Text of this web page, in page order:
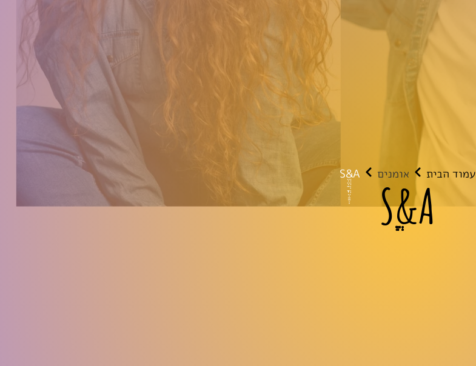
עמוד הבית אומנים Sְֱֱֲֳֶַַ&A
Sְֱֱֲֳֶַַ&A